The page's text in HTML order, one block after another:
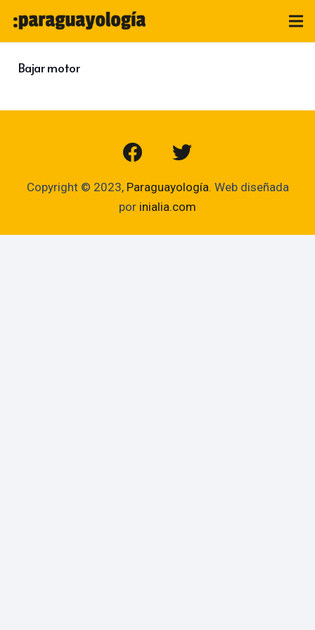
Bajar motor
Copyright © 2023, Paraguayología. Web diseñada
por inialia.com